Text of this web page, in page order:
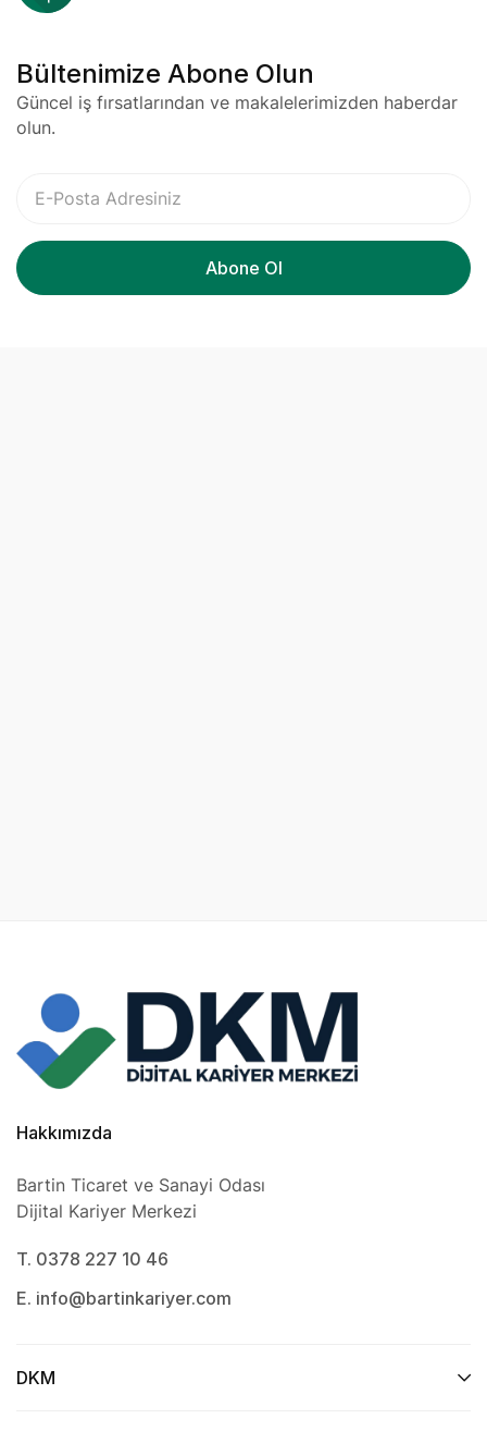
Bültenimize Abone Olun
Güncel iş fırsatlarından ve makalelerimizden haberdar
olun.
Hakkımızda
Bartin Ticaret ve Sanayi Odası
Dijital Kariyer Merkezi
T. 0378 227 10 46
E. info@bartinkariyer.com
DKM